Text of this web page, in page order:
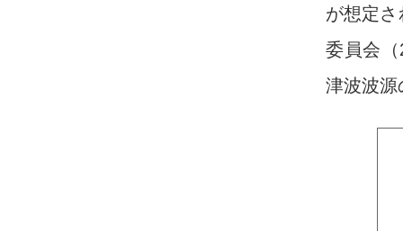
が想定
委員会
津波波源